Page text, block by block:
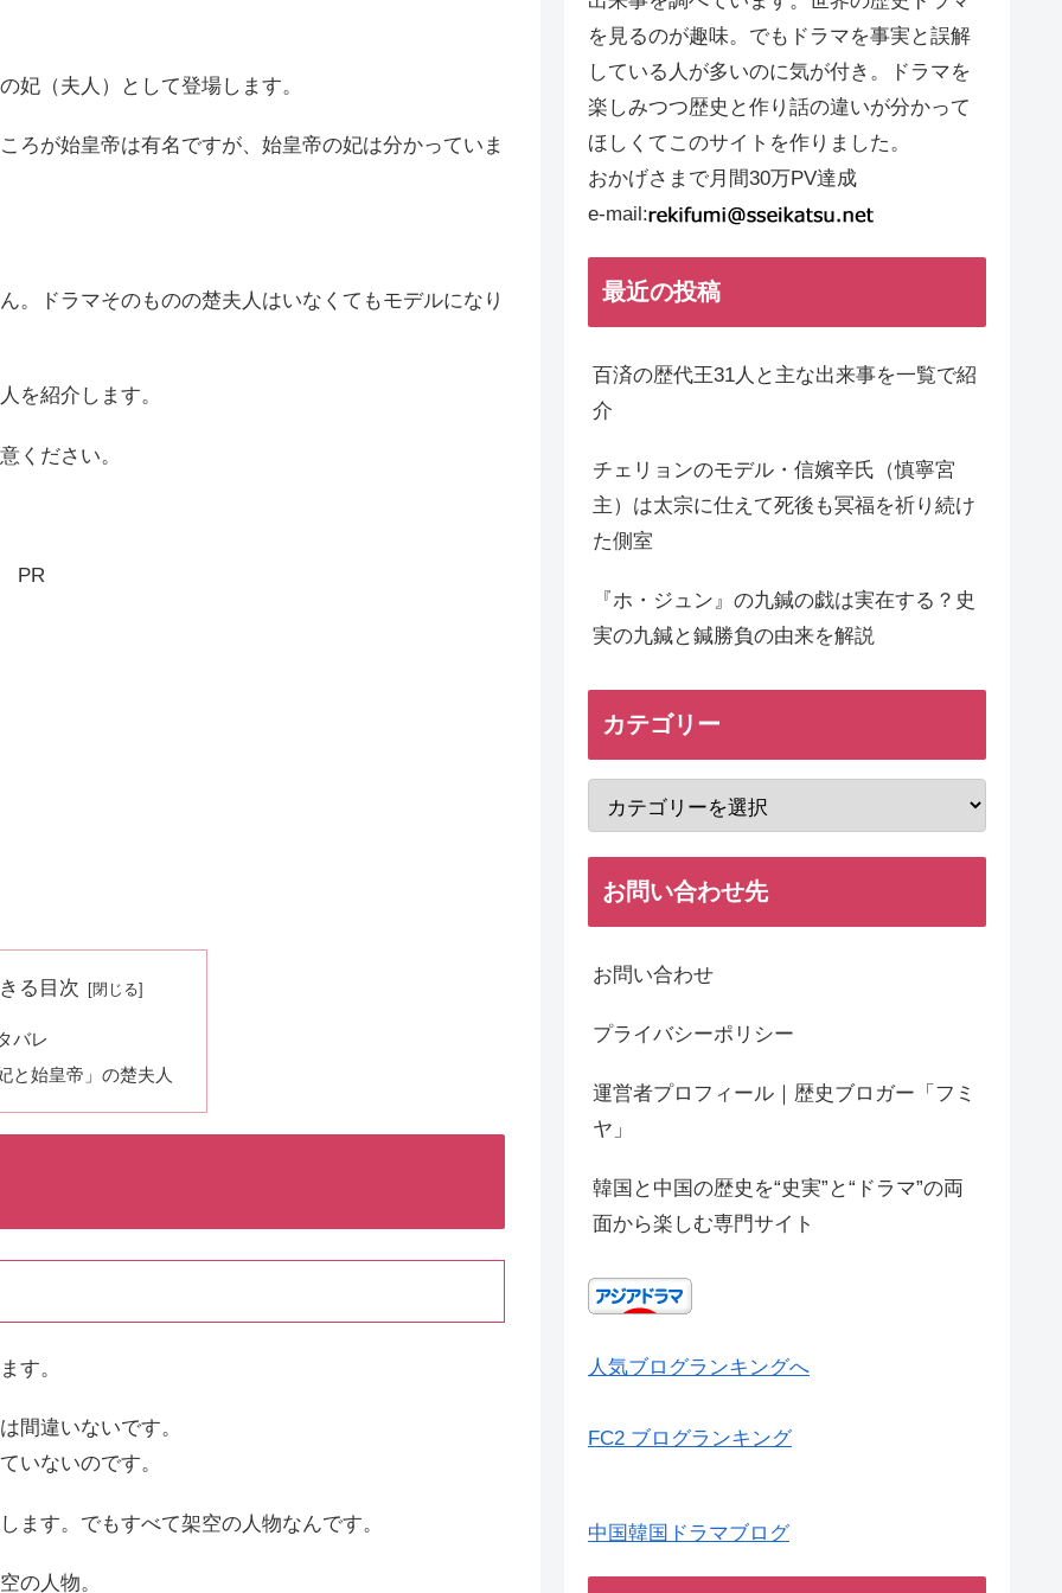
妃（夫人）として登場します。
ろが始皇帝は有名ですが、始皇帝の妃は分かっていま
。ドラマそのものの楚夫人はいなくてもモデルになり
を紹介します。
ください。
PR
る目次
バレ
と始皇帝」の楚夫人
す。
間違いないです。
いないのです。
ます。でもすべて架空の人物なんです。
の人物。
を見るのが趣味。でもドラマを事実と誤解
している人が多いのに気が付き。ドラマを
楽しみつつ歴史と作り話の違いが分かって
ほしくてこのサイトを作りました。
おかげさまで月間30万PV達成
e-mail:
最近の投稿
百済の歴代王31人と主な出来事を一覧で紹
介
チェリョンのモデル・信嬪辛氏（慎寧宮
主）は太宗に仕えて死後も冥福を祈り続け
た側室
『ホ・ジュン』の九鍼の戯は実在する？史
実の九鍼と鍼勝負の由来を解説
カテゴリー
お問い合わせ先
お問い合わせ
プライバシーポリシー
運営者プロフィール｜歴史ブロガー「フミ
ヤ」
韓国と中国の歴史を“史実”と“ドラマ”の両
面から楽しむ専門サイト
人気ブログランキングへ
FC2 ブログランキング
中国韓国ドラマブログ